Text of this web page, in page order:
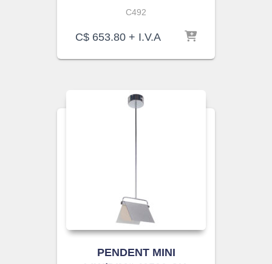
C492
C$ 653.80 + I.V.A
PENDENT MINI